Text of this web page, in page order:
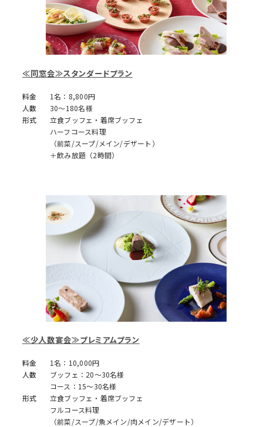
≪同窓会≫スタンダードプラン
料金
1名：8,800円
人数
30～180名様
形式
立食ブッフェ・着席ブッフェ
ハーフコース料理
（前菜/スープ/メイン/デザート）
＋飲み放題（2時間）
≪少人数宴会≫プレミアムプラン
料金
1名：10,000円
人数
ブッフェ：20～30名様
コース：15～30名様
形式
立食ブッフェ・着席ブッフェ
フルコース料理
（前菜/スープ/魚メイン/肉メイン/デザート）